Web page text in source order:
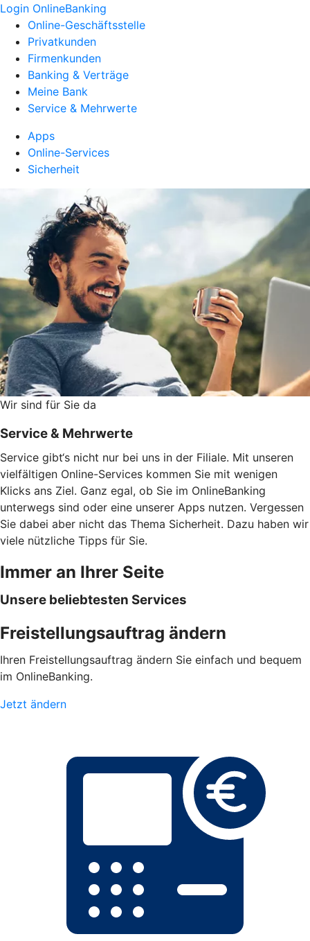
Login OnlineBanking
Online-Geschäftsstelle
Privatkunden
Firmenkunden
Banking & Verträge
Meine Bank
Service & Mehrwerte
Apps
Online-Services
Sicherheit
Wir sind für Sie da
Service & Mehrwerte
Service gibt‘s nicht nur bei uns in der Filiale. Mit unseren
vielfältigen Online-Services kommen Sie mit wenigen
Klicks ans Ziel. Ganz egal, ob Sie im OnlineBanking
unterwegs sind oder eine unserer Apps nutzen. Vergessen
Sie dabei aber nicht das Thema Sicherheit. Dazu haben wir
viele nützliche Tipps für Sie.
Immer an Ihrer Seite
Unsere beliebtesten Services
Freistellungsauftrag ändern
Ihren Freistellungsauftrag ändern Sie einfach und bequem
im OnlineBanking.
Jetzt ändern